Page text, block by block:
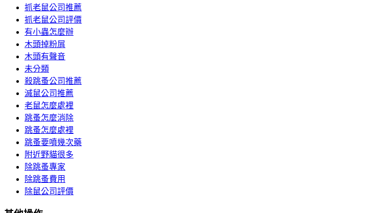
抓老鼠公司推薦
抓老鼠公司評價
有小蟲怎麼辦
木頭掉粉屑
木頭有聲音
未分類
殺跳蚤公司推薦
滅鼠公司推薦
老鼠怎麼處裡
跳蚤怎麼消除
跳蚤怎麼處裡
跳蚤要噴幾次藥
附近野貓很多
除跳蚤專家
除跳蚤費用
除鼠公司評價